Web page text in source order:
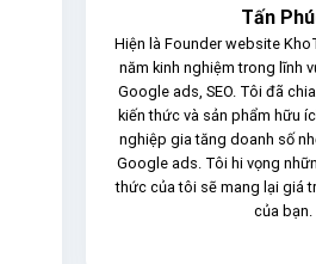
Tấn
Hiện là Founder website
năm kinh nghiệm trong lĩnh
Google ads, SEO. Tôi đã
kiến thức và sản phẩm hữu
nghiệp gia tăng doanh số
Google ads. Tôi hi vọng
thức của tôi sẽ mang lại giá
của bạn.